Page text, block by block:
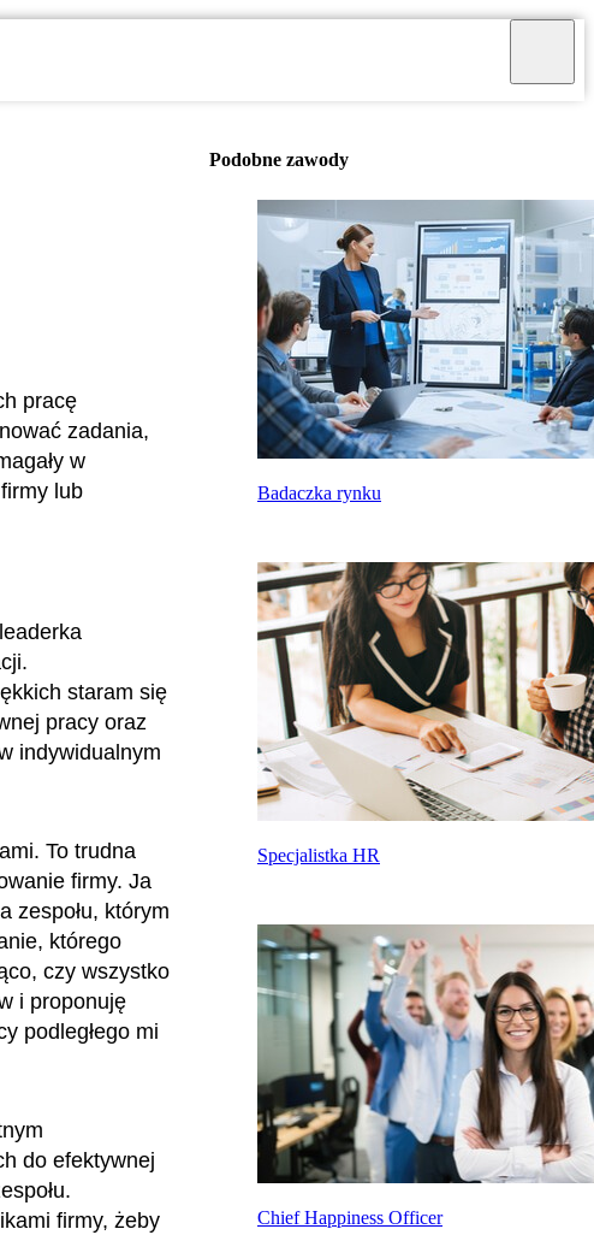
pracę
zadania,
w
lub
staram się
pracy oraz
indywidualnym
To trudna
firmy. Ja
zespołu, którym
którego
czy wszystko
i proponuję
podległego mi
do efektywnej
firmy, żeby
Podobne zawody
Badaczka rynku
Specjalistka HR
Chief Happiness Officer